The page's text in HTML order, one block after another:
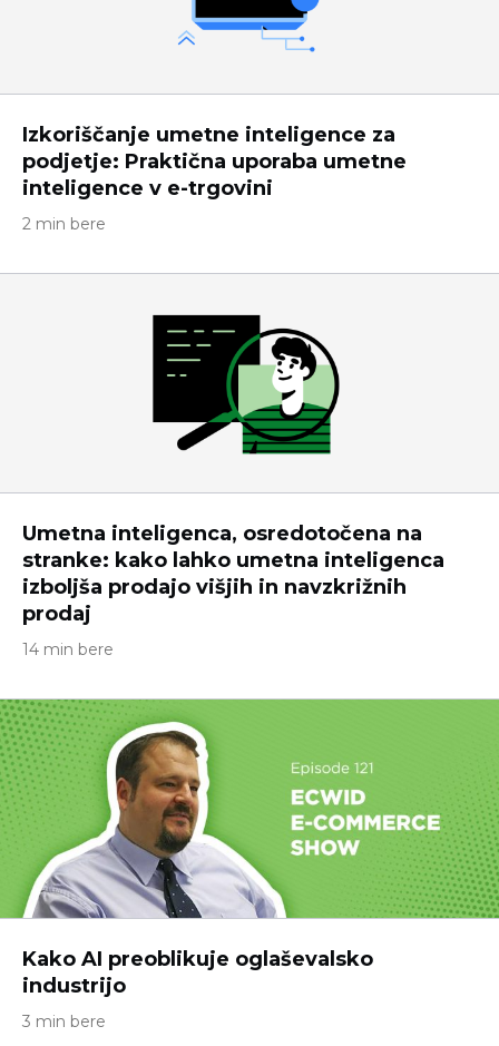
Izkoriščanje umetne inteligence za
podjetje: Praktična uporaba umetne
inteligence v e-trgovini
2 min bere
Umetna inteligenca, osredotočena na
stranke: kako lahko umetna inteligenca
izboljša prodajo višjih in navzkrižnih
prodaj
14 min bere
Kako AI preoblikuje oglaševalsko
industrijo
3 min bere